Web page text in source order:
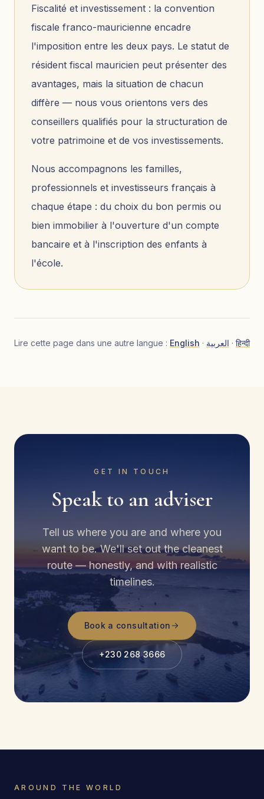
Fiscalité et investissement : la convention
fiscale franco-mauricienne encadre
l'imposition entre les deux pays. Le statut de
résident fiscal mauricien peut présenter des
avantages, mais la situation de chacun
diffère — nous vous orientons vers des
conseillers qualifiés pour la structuration de
votre patrimoine et de vos investissements.
Nous accompagnons les familles,
professionnels et investisseurs français à
chaque étape : du choix du bon permis ou
bien immobilier à l'ouverture d'un compte
bancaire et à l'inscription des enfants à
l'école.
Lire cette page dans une autre langue : English · العربية · हिन्दी
GET IN TOUCH
Speak to an adviser
Tell us where you are and where you
want to be. We'll set out the cleanest
route — honestly, and with realistic
timelines.
Book a consultation
+230 268 3666
AROUND THE WORLD